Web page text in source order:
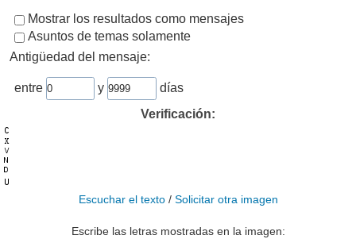
Mostrar los resultados como mensajes
Asuntos de temas solamente
Antigüedad del mensaje:
entre y
días
Verificación:
Escuchar el texto/ Solicitar otra imagen
Escribe las letras mostradas en la imagen: